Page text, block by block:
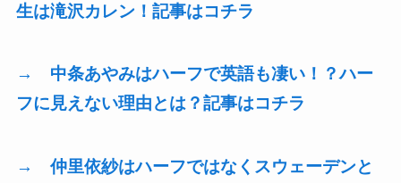
生は滝沢カレン！記事はコチラ
→ 中条あやみはハーフで英語も凄い！？ハー
フに見えない理由とは？記事はコチラ
→ 仲里依紗はハーフではなくスウェーデンと